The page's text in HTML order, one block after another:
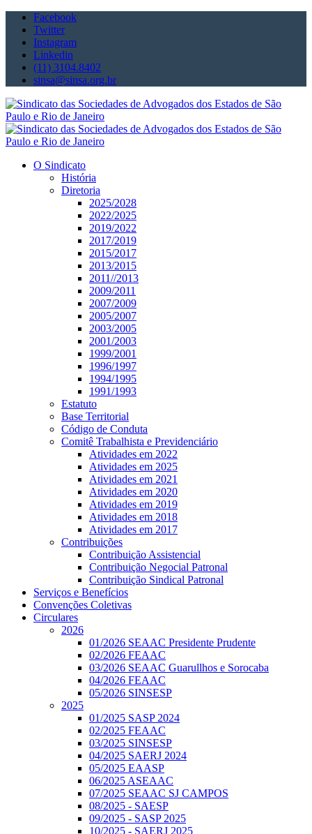
Facebook
Twitter
Instagram
Linkedin
(11) 3104.8402
sinsa@sinsa.org.br
O Sindicato
História
Diretoria
2025/2028
2022/2025
2019/2022
2017/2019
2015/2017
2013/2015
2011//2013
2009/2011
2007/2009
2005/2007
2003/2005
2001/2003
1999/2001
1996/1997
1994/1995
1991/1993
Estatuto
Base Territorial
Código de Conduta
Comitê Trabalhista e Previdenciário
Atividades em 2022
Atividades em 2025
Atividades em 2021
Atividades em 2020
Atividades em 2019
Atividades em 2018
Atividades em 2017
Contribuições
Contribuição Assistencial
Contribuição Negocial Patronal
Contribuição Sindical Patronal
Serviços e Benefícios
Convenções Coletivas
Circulares
2026
01/2026 SEAAC Presidente Prudente
02/2026 FEAAC
03/2026 SEAAC Guarullhos e Sorocaba
04/2026 FEAAC
05/2026 SINSESP
2025
01/2025 SASP 2024
02/2025 FEAAC
03/2025 SINSESP
04/2025 SAERJ 2024
05/2025 EAASP
06/2025 ASEAAC
07/2025 SEAAC SJ CAMPOS
08/2025 - SAESP
09/2025 - SASP 2025
10/2025 - SAERJ 2025